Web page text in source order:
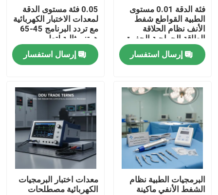
معلومات عنا
جولة في المعمل
رقابة جودة
اتصل بنا
اطلب اقتباس
معدات الاختبار الكهربائية
معدات اختبار الحريق
فئة الدقة 0.01 مستوى
الطبية القواطع شفط
الأنف نظام الحلاقة
الطاقة الجراحية الحفرة
DDU شروط التجارة
المعدات الجراحية
إرسال استفسار
0.05 فئة مستوى الدقة
لمعدات الاختبار الكهربائية
مع تردد البرنامج 45-65
هرتز مثالية لتطوير
الأبحاث الكهربائية
والتحكم فيهاإرسال استفسار
البرمجيات الطبية نظام
الشفط الأنفي ماكينة
معدات اختبار البرمجيات
الكهربائية مصطلحات